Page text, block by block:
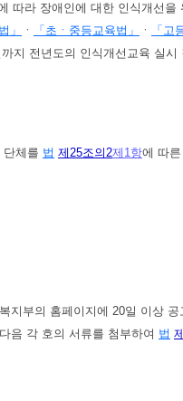
따라 장애인에 대한 인식개선을
」 ㆍ 「초ㆍ중등교육법」 ㆍ 「고
지 전년도의 인식개선교육 실시
체를 법 제25조의2제1항에 따
지부의 홈페이지에 20일 이상 공
음 각 호의 서류를 첨부하여 법